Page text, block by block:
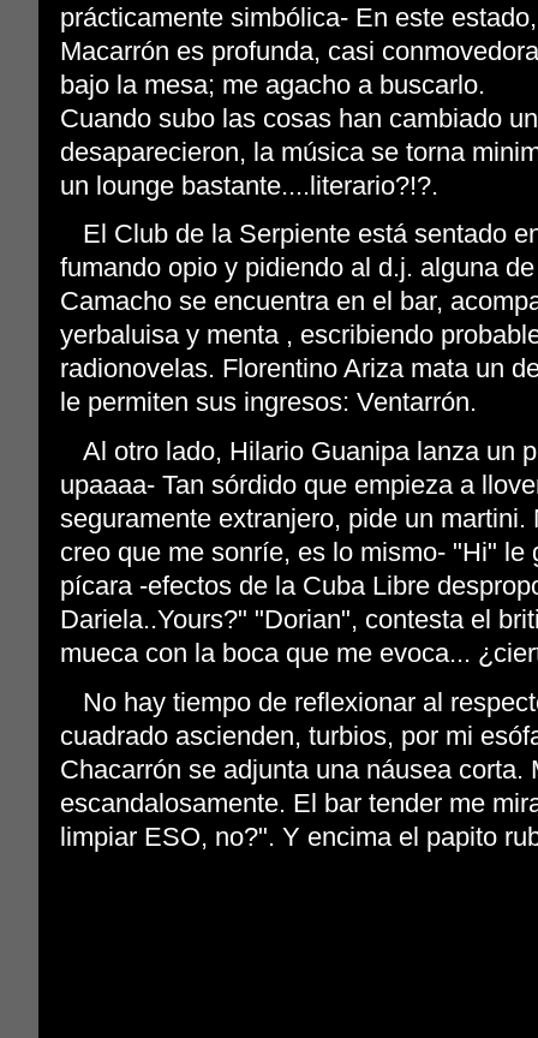
prácticamente simbólica- En este
Macarrón es profunda, casi
bajo la mesa; me agacho a buscarlo.
Cuando subo las cosas han cambiado
desaparecieron, la música se torna
un lounge bastante....literario?!?.
El Club de la Serpiente está sentado
fumando opio y pidiendo al d.j. alguna
Camacho se encuentra en el bar,
yerbaluisa y menta , escribiendo
radionovelas. Florentino Ariza mata un
le permiten sus ingresos: Ventarrón.
Al otro lado, Hilario Guanipa lanza un
upaaaa- Tan sórdido que empieza a
seguramente extranjero, pide un
creo que me sonríe, es lo mismo- "Hi" le
pícara -efectos de la Cuba Libre
Dariela..Yours?" "Dorian", contesta el
mueca con la boca que me evoca...
No hay tiempo de reflexionar al
cuadrado ascienden, turbios, por mi
Chacarrón se adjunta una náusea corta.
escandalosamente. El bar tender me
limpiar ESO, no?". Y encima el papito